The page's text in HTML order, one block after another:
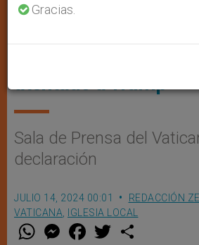
Atentado Contra El Ex Presidente
Vaticano se
Sala de Prensa del
declaración
JULIO 14, 2024 00:01 REDACCIÓN
VATICANA
IGLESIA LOCAL
W M
e
F
a w
Gracias.